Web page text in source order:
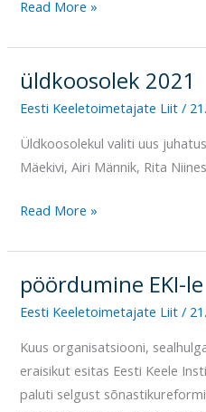
Read More »
üldkoosolek 2021
Eesti Keeletoimetajate Liit/
Üldkoosolekul valiti uus
Mäekivi, Airi Männik, Rita
üldkoosolek
2021
Read More »
pöördumine EKI-le
Eesti Keeletoimetajate Liit/
Kuus organisatsiooni,
eraisikut esitas Eesti Keele
paluti selgust
pöördumine
EKI-